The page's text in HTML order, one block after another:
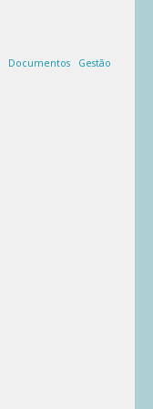
Documentos
Gestão